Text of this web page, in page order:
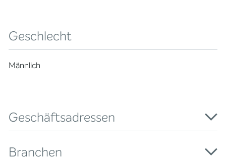
Geschlecht
Männlich
Geschäftsadressen
Branchen